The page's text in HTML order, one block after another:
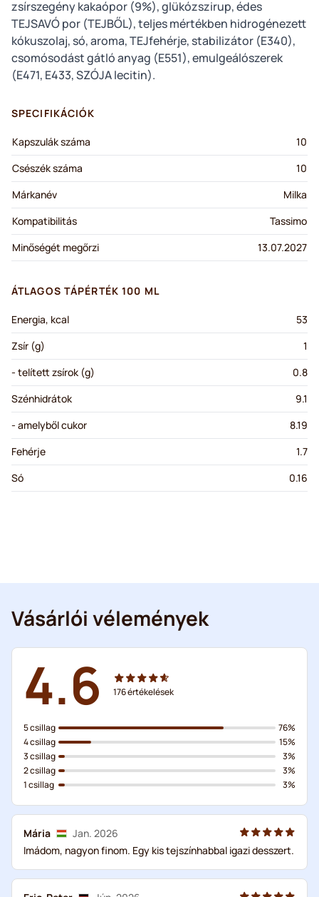
zsírszegény kakaópor (9%), glükózszirup, édes
TEJSAVÓ por (TEJBŐL), teljes mértékben hidrogénezett
kókuszolaj, só, aroma, TEJfehérje, stabilizátor (E340),
csomósodást gátló anyag (E551), emulgeálószerek
(E471, E433, SZÓJA lecitin).
SPECIFIKÁCIÓK
Kapszulák száma
10
Csészék száma
10
Márkanév
Milka
Kompatibilitás
Tassimo
Minőségét megőrzi
13.07.2027
ÁTLAGOS TÁPÉRTÉK 100 ML
Energia, kcal
53
Zsír (g)
1
- telített zsírok (g)
0.8
Szénhidrátok
9.1
- amelyből cukor
8.19
Fehérje
1.7
Só
0.16
Vásárlói vélemények
4.6 176értékelések
5 csillag
4 csillag
3 csillag
2 csillag
1 csillag
76%
15%
3%
3%
3%
Mária
Jan. 2026
Imádom, nagyon finom. Egy kis tejszínhabbal igazi desszert.